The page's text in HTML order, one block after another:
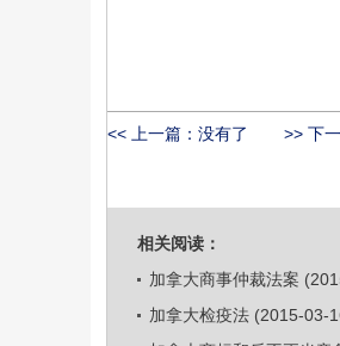
<< 上一篇：没有了 >> 下
相关阅读：
加拿大商事仲裁法案
加拿大检疫法 (2015-03-